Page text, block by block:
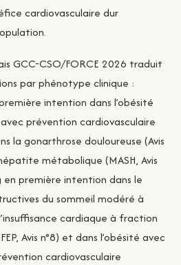
cardiovasculaire dur
GCC-CSO/FORCE 2026 traduit
par phénotype clinique :
intention dans l’obésité
prévention cardiovasculaire
la gonarthrose douloureuse (Avis
métabolique (MASH, Avis
première intention dans le
du sommeil modéré à
cardiaque à fraction
Avis n°8) et dans l’obésité avec
cardiovasculaire